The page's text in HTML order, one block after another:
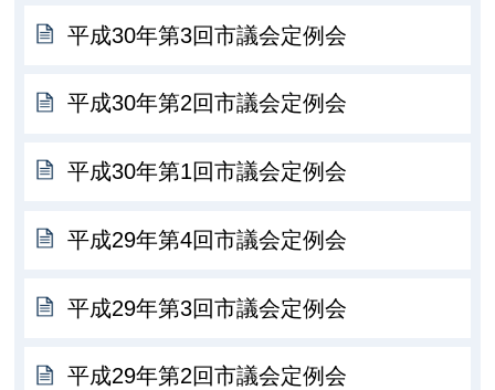
平成30年第3回市議会定例会
平成30年第2回市議会定例会
平成30年第1回市議会定例会
平成29年第4回市議会定例会
平成29年第3回市議会定例会
平成29年第2回市議会定例会